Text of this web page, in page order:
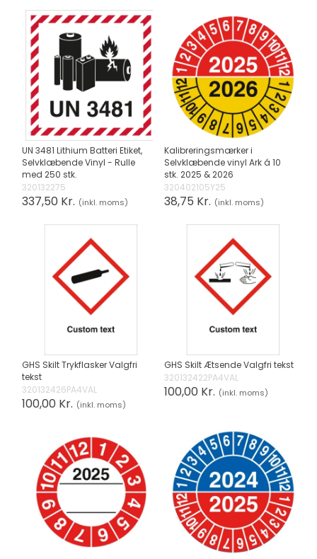
UN 3481 Lithium Batteri Etiket,
Selvklæbende Vinyl - Rulle
med 250 stk.
320132275
337,50 Kr. (inkl. moms)
Kalibreringsmærker i
Selvklæbende vinyl Ark á 10
stk. 2025 & 2026
320402105Y25
38,75 Kr. (inkl. moms)
GHS Skilt Trykflasker Valgfri
tekst
320132426PA4VAL
100,00 Kr. (inkl. moms)
GHS Skilt Ætsende Valgfri tekst
320132422PA4VAL
100,00 Kr. (inkl. moms)